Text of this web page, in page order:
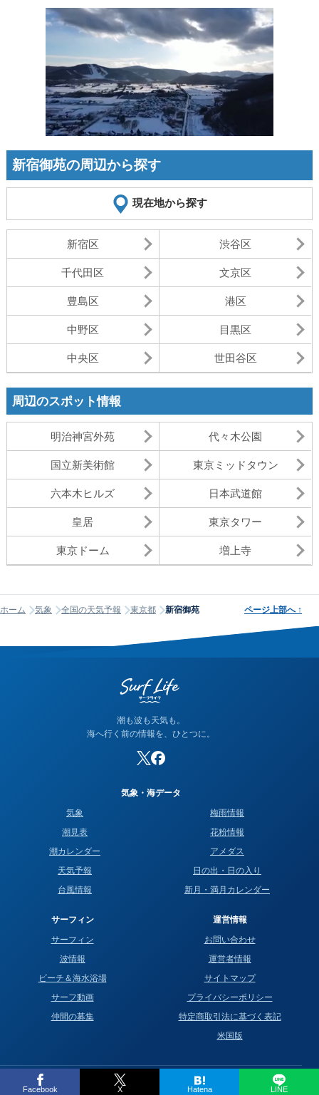
新宿御苑の周辺から探す
現在地から探す
新宿区 渋谷区
千代田区 文京区
豊島区 港区
中野区 目黒区
中央区 世田谷区
周辺のスポット情報
明治神宮外苑 代々木公園
国立新美術館 東京ミッドタウン
六本木ヒルズ 日本武道館
皇居 東京タワー
東京ドーム 増上寺
Facebook X Hatena LINE
ホーム 気象 全国の天気予報 東京都 新宿御苑 ページ上部へ ↑
潮も波も天気も。
海へ行く前の情報を、ひとつに。
気象・海データ
気象
潮見表
潮カレンダー
天気予報
台風情報
梅雨情報
花粉情報
アメダス
日の出・日の入り
新月・満月カレンダー
サーフィン
サーフィン
波情報
ビーチ＆海水浴場
サーフ動画
仲間の募集
運営情報
お問い合わせ
運営者情報
サイトマップ
プライバシーポリシー
特定商取引法に基づく表記
米国版
© 2016–2026 Surf life.blue All Rights Reserved.